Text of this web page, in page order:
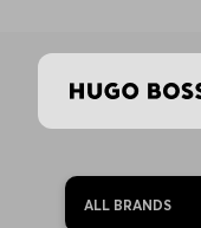
ALL BRANDS